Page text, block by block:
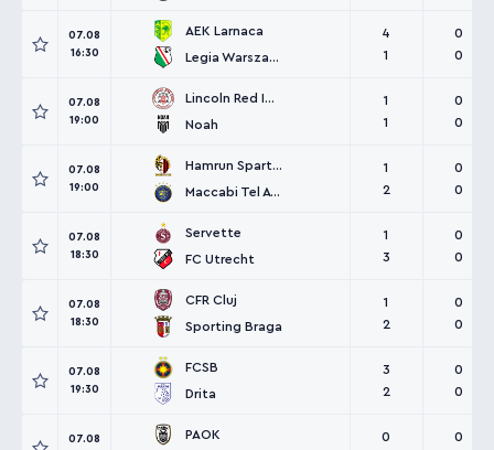
07.08
16:30
AEK Larnaca
Legia Warszawa
4
1
0
0
07.08
19:00
Lincoln Red Imps
Noah
1
1
0
0
07.08
19:00
Hamrun Spartans
Maccabi Tel Aviv
1
2
0
0
07.08
18:30
Servette
FC Utrecht
1
3
0
0
07.08
18:30
CFR Cluj
Sporting Braga
1
2
0
0
07.08
19:30
FCSB
Drita
3
2
0
0
07.08
PAOK
0
0